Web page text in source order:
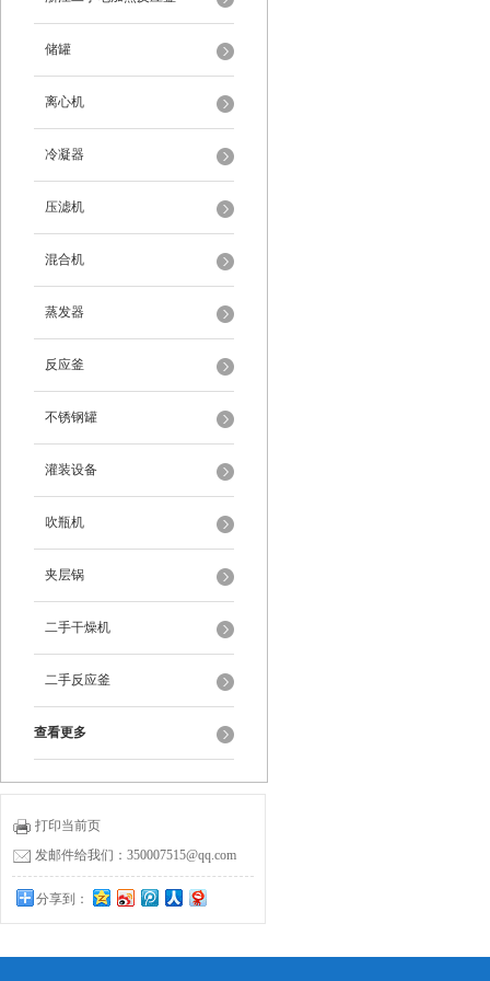
储罐
离心机
冷凝器
压滤机
混合机
蒸发器
反应釜
不锈钢罐
灌装设备
吹瓶机
夹层锅
二手干燥机
二手反应釜
查看更多
打印当前页
发邮件给我们：350007515@qq.com
分享到：